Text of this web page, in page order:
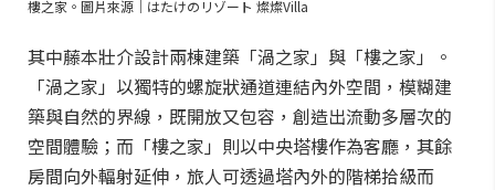
樓之家。圖片來源｜はたけのリゾート 燦燦Villa
其中藤本壯介設計兩棟建築「渦之家」與「樓之家」。
「渦之家」以獨特的螺旋狀通道連結內外空間，模糊建
築與自然的界線，既開放又包容，創造出流動多層次的
空間體驗；而「樓之家」則以中央塔樓作為客廳，其餘
房間向外輻射延伸，旅人可透過塔內外的階梯拾級而